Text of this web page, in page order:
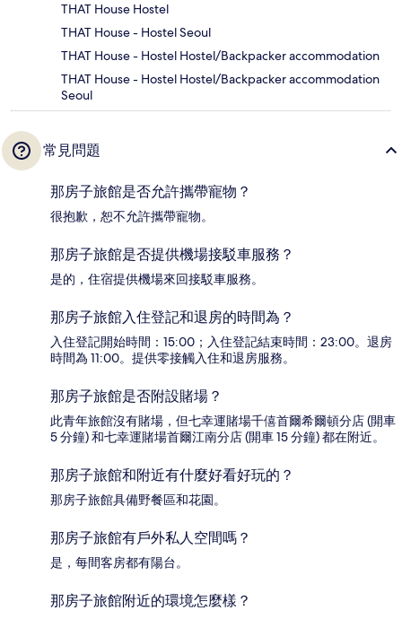
THAT House Hostel
THAT House - Hostel Seoul
THAT House - Hostel Hostel/Backpacker accommodation
THAT House - Hostel Hostel/Backpacker accommodation
Seoul
常見問題
那房子旅館是否允許攜帶寵物？
很抱歉，恕不允許攜帶寵物。
那房子旅館是否提供機場接駁車服務？
是的，住宿提供機場來回接駁車服務。
那房子旅館入住登記和退房的時間為？
入住登記開始時間：15:00；入住登記結束時間：23:00。退房
時間為 11:00。提供零接觸入住和退房服務。
那房子旅館是否附設賭場？
此青年旅館沒有賭場，但七幸運賭場千僖首爾希爾頓分店 (開車
5 分鐘) 和七幸運賭場首爾江南分店 (開車 15 分鐘) 都在附近。
那房子旅館和附近有什麼好看好玩的？
那房子旅館具備野餐區和花園。
那房子旅館有戶外私人空間嗎？
是，每間客房都有陽台。
那房子旅館附近的環境怎麼樣？